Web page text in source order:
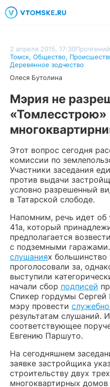
2 апреля 2015, 17:30
Томск, Общество,
Деревянное зодчество
Олеся Бутолина
Мэрия не
«Томлесстрою»
Этот вопрос сегодня
комиссии по
Участники заседания
против выдачи
условно разрешенный
в Татарской слободе.
Напомним, речь идет об
41а, который
предполагается
с подземными
слушаниях большинство
проголосовали за,
выступили
начали сбор подписей
Спикер гордумы
мэру провести
результатам слушаний.
соответствующее
Евгению Паршуто.
На сегодняшнем
заявке застройщика
строительству двух
многоквартирных